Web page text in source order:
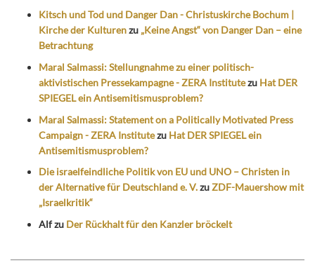
Kitsch und Tod und Danger Dan - Christuskirche Bochum |
Kirche der Kulturenzu „Keine Angst“ von Danger Dan – eine
Betrachtung
Maral Salmassi: Stellungnahme zu einer politisch-
aktivistischen Pressekampagne - ZERA Institutezu Hat DER
SPIEGEL ein Antisemitismusproblem?
Maral Salmassi: Statement on a Politically Motivated Press
Campaign - ZERA Institutezu Hat DER SPIEGEL ein
Antisemitismusproblem?
Die israelfeindliche Politik von EU und UNO – Christen in
der Alternative für Deutschland e. V.zuZDF-Mauershow mit
„Israelkritik“
Alfzu Der Rückhalt für den Kanzler bröckelt